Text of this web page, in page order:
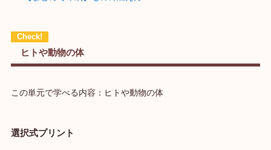
ヒトや動物の体
この単元で学べる内容：ヒトや動物の体
選択式プリント